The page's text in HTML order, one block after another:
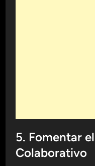
5. Fomentar
Colaborativo